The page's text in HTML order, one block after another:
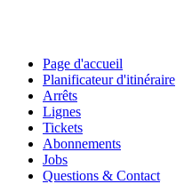
Page d'accueil
Planificateur d'itinéraire
Arrêts
Lignes
Tickets
Abonnements
Jobs
Questions & Contact